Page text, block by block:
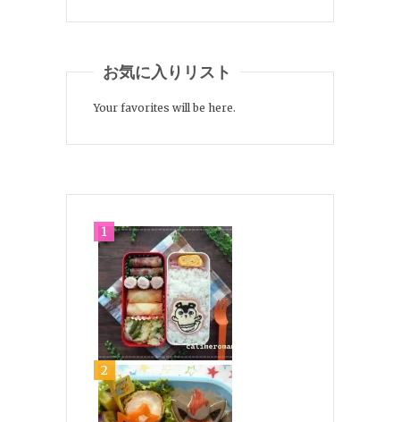
お気に入りリスト
Your favorites will be here.